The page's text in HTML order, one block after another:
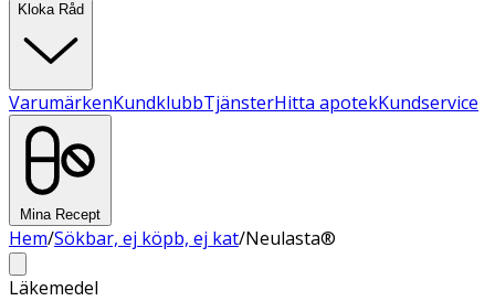
Kloka Råd
VarumärkenKundklubbTjänsterHitta apotekKundservice
Mina Recept
Hem/Sökbar, ej köpb, ej kat/Neulasta®
Läkemedel